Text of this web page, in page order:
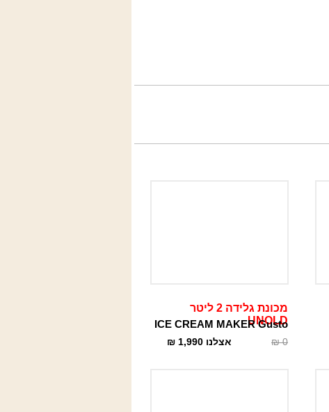
מכונת גלידה 2 ליטר
UNOLD
ICE CREAM MAKER Gusto
0
₪ אצלנו 1,990
₪